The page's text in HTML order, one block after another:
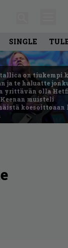
SINGLE
on tiukempi
ja te haluatte
yrittävän olla
Keenan muisteli